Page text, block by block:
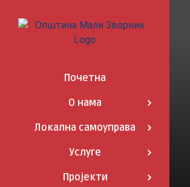
Почетна
О нама
Локална самоуправа
Услуге
Пројекти